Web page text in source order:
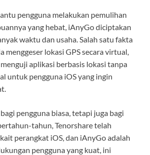
pengguna melakukan pemulihan
yang hebat, iAnyGo diciptakan
waktu dan usaha. Salah satu fakta
lokasi GPS secara virtual,
aplikasi berbasis lokasi tanpa
untuk pengguna iOS yang ingin
pengguna biasa, tetapi juga bagi
tahun, Tenorshare telah
perangkat iOS, dan iAnyGo adalah
pengguna yang kuat, ini